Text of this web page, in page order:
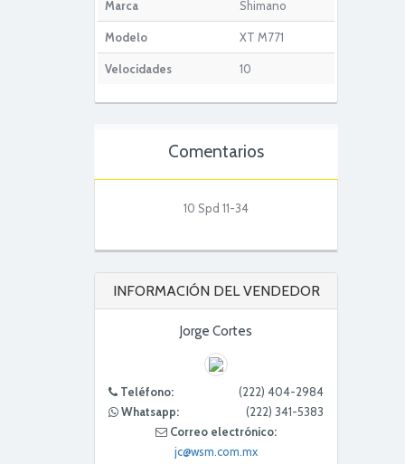
Marca Shimano
Modelo XT M771
Velocidades 10
Comentarios
10 Spd 11-34
INFORMACIÓN DEL VENDEDOR
Jorge Cortes
Teléfono:
(222) 404-2984
Whatsapp:
(222) 341-5383
Correo electrónico:
jc@wsm.com.mx